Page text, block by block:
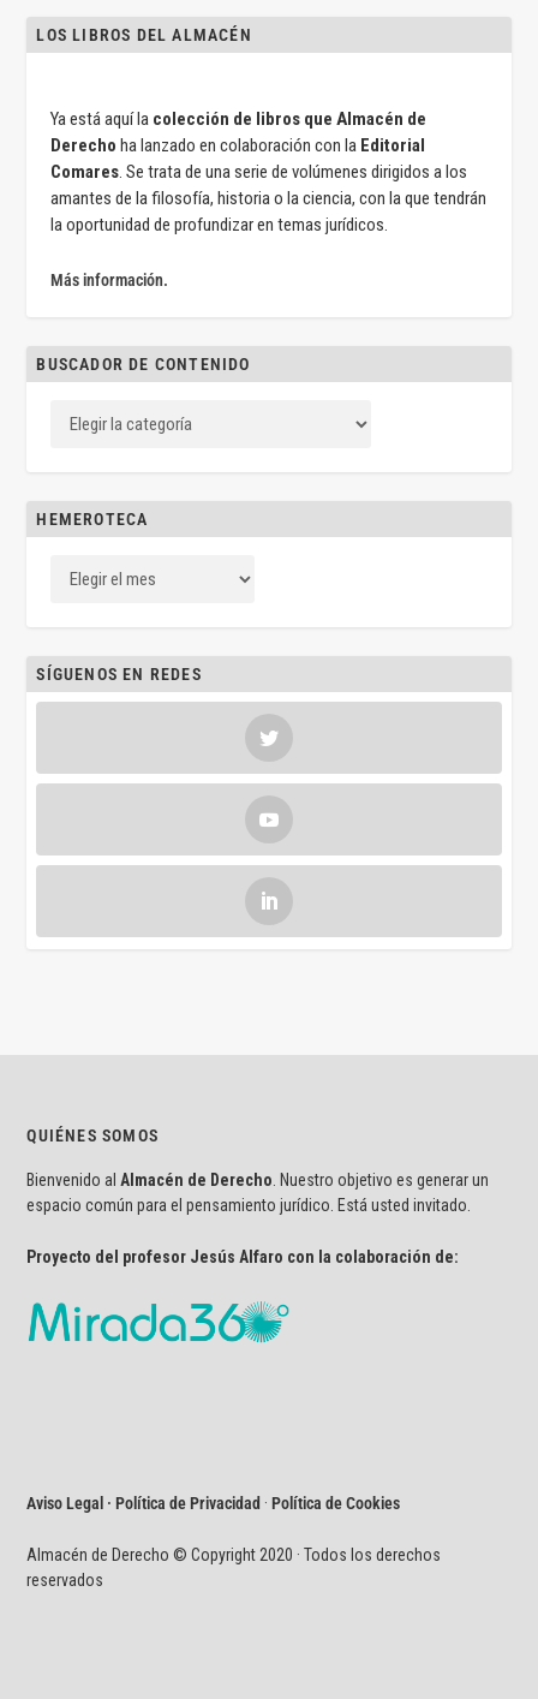
LOS LIBROS DEL ALMACÉN
Ya está aquí la colección de libros que Almacén de
Derecho ha lanzado en colaboración con la Editorial
Comares. Se trata de una serie de volúmenes dirigidos a los
amantes de la filosofía, historia o la ciencia, con la que tendrán
la oportunidad de profundizar en temas jurídicos.
Más información.
BUSCADOR DE CONTENIDO
HEMEROTECA
SÍGUENOS EN REDES
QUIÉNES SOMOS
Bienvenido al Almacén de Derecho . Nuestro objetivo es generar un
espacio común para el pensamiento jurídico. Está usted invitado.
Proyecto del profesor Jesús Alfaro con la colaboración de:
Aviso Legal · Política de Privacidad ·Política de Cookies
Almacén de Derecho © Copyright 2020 · Todos los derechos
reservados